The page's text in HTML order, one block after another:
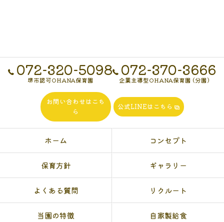
072-320-5098
堺市認可OHANA保育園
072-370-3666
企業主導型OHANA保育園 (分園)
お問い合わせはこち
ら
公式LINEはこちら
ホーム コンセプト
保育方針 ギャラリー
よくある質問 リクルート
当園の特徴 自家製給食